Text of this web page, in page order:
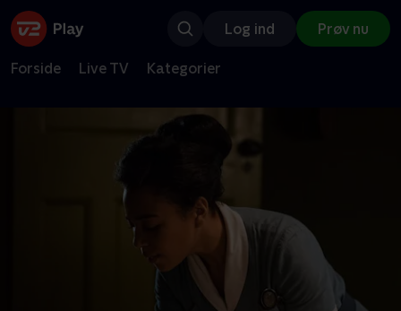
Log ind Prøv nu
Forside Live TV Kategorier